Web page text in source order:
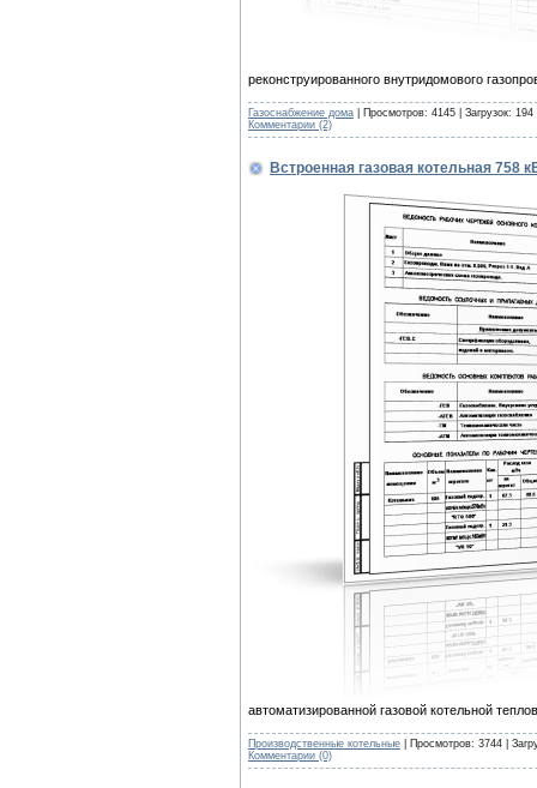
реконструированного внутридомового
Газоснабжение дома | Просмотров: 4145 | Загрузок:
Комментарии (2)
Встроенная газовая котельная 758
автоматизированной газовой котельной
Производственные котельные | Просмотров: 3744 |
Комментарии (0)